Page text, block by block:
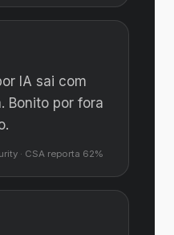
IA sai com
Bonito por fora
· CSA reporta 62%